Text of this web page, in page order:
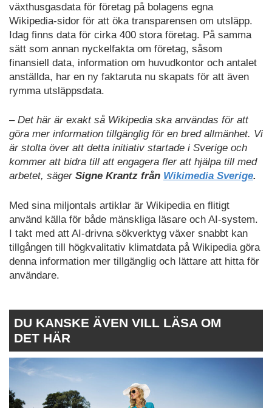
växthusgasdata för företag på bolagens egna
Wikipedia-sidor för att öka transparensen om utsläpp.
Idag finns data för cirka 400 stora företag. På samma
sätt som annan nyckelfakta om företag, såsom
finansiell data, information om huvudkontor och antalet
anställda, har en ny faktaruta nu skapats för att även
rymma utsläppsdata.
– Det här är exakt så Wikipedia ska användas för att
göra mer information tillgänglig för en bred allmänhet. Vi
är stolta över att detta initiativ startade i Sverige och
kommer att bidra till att engagera fler att hjälpa till med
arbetet, säger Signe Krantz från Wikimedia Sverige.
Med sina miljontals artiklar är Wikipedia en flitigt
använd källa för både mänskliga läsare och AI-system.
I takt med att AI-drivna sökverktyg växer snabbt kan
tillgången till högkvalitativ klimatdata på Wikipedia göra
denna information mer tillgänglig och lättare att hitta för
användare.
DU KANSKE ÄVEN VILL LÄSA OM
DET HÄR